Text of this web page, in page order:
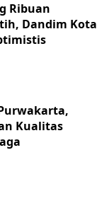
Ribuan
Dandim Kota
Kualitas